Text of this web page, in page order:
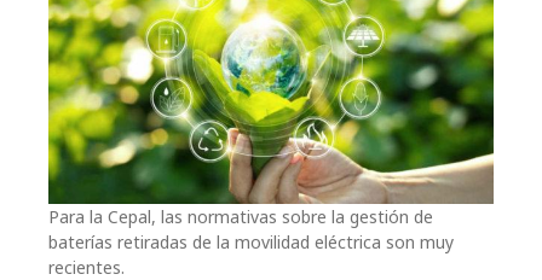
Para la Cepal, las normativas sobre la gestión de
baterías retiradas de la movilidad eléctrica son muy
recientes.